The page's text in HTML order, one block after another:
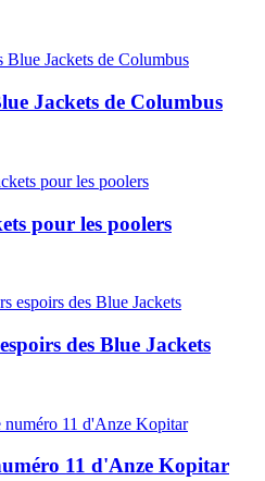
Jackets de Columbus
pour les poolers
des Blue Jackets
11 d'Anze Kopitar